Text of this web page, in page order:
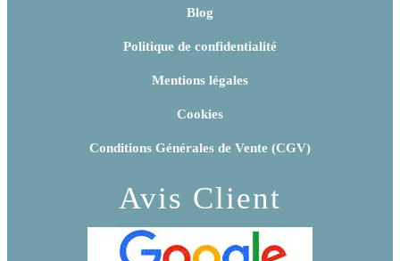
Blog
Politique de confidentialité
Mentions légales
Cookies
Conditions Générales de Vente (CGV)
Avis Client